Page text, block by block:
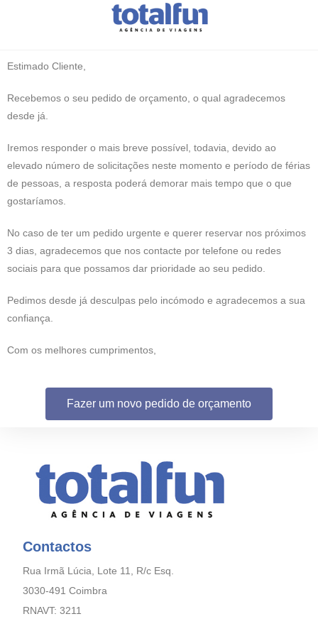
Estimado Cliente,
Recebemos o seu pedido de orçamento, o qual agradecemos
desde já.
Iremos responder o mais breve possível, todavia, devido ao
elevado número de solicitações neste momento e período de férias
de pessoas, a resposta poderá demorar mais tempo que o que
gostaríamos.
No caso de ter um pedido urgente e querer reservar nos próximos
3 dias, agradecemos que nos contacte por telefone ou redes
sociais para que possamos dar prioridade ao seu pedido.
Pedimos desde já desculpas pelo incómodo e agradecemos a sua
confiança.
Com os melhores cumprimentos,
Fazer um novo pedido de orçamento
Contactos
Rua Irmã Lúcia, Lote 11, R/c Esq.
3030-491 Coimbra
RNAVT: 3211